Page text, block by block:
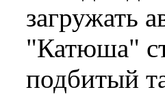
загружать
"Катюша"
подбитый